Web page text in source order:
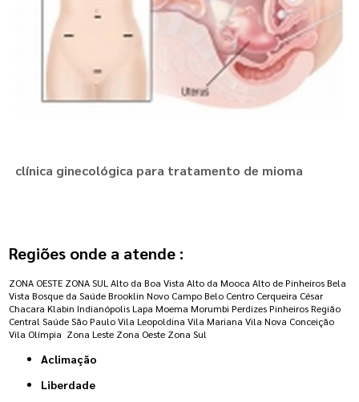
clínica ginecológica para tratamento de mioma
Regiões onde a atende :
ZONA OESTE ZONA SUL Alto da Boa Vista Alto da Mooca Alto de Pinheiros Bela
Vista Bosque da Saúde Brooklin Novo Campo Belo Centro Cerqueira César
Chacara Klabin Indianópolis Lapa Moema Morumbi Perdizes Pinheiros Região
Central Saúde São Paulo Vila Leopoldina Vila Mariana Vila Nova Conceição
Vila Olímpia Zona Leste Zona Oeste Zona Sul
Aclimação
Liberdade